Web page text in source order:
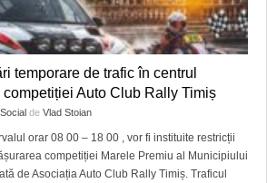
temporare de trafic în centrul
Auto Club Rally Timiș
Social de Vlad Stoian
orar 08 00 – 18 00 , vor fi instituite restricții
competiției Marele Premiu al Municipiului
de Asociația Auto Club Rally Timiș. Traficul